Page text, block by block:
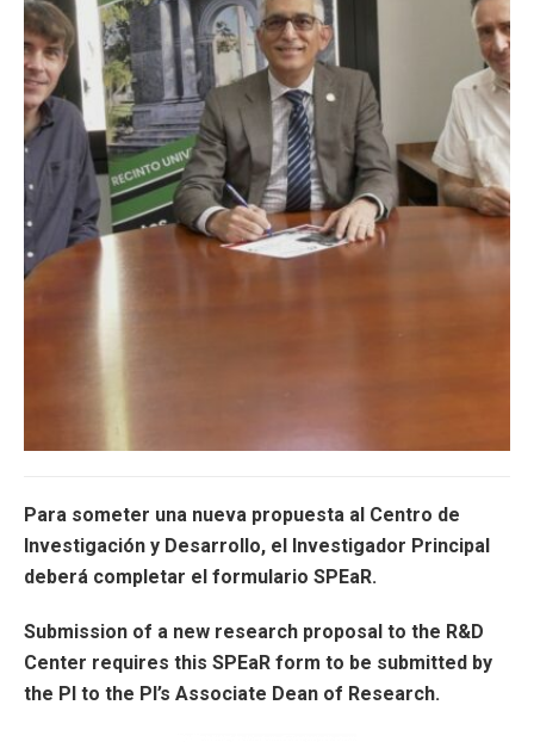
Millonaria subvención para fortalecer
las Humanidades
El proyecto titulado “Expandiendo Nuevos Horizontes”,
cuyo investigador principal es el Dr. Jeffrey Herlihy-Mera,
catedrático del Departamento de Humanidades, ha sido
subvencionado por la Mellon Foundation. Colaboran en
este proyecto junto al doctor Herlihy-Mera, los co-
investigadores Dra. Iliaris Avilés, Prof. Baruch Vergara y la
Dra. Cora Monroe, también del Departamento de
Humanidades.
Para someter una nueva propuesta al Centro de
Investigación y Desarrollo, el Investigador Principal
deberá completar el formulario SPEaR.
Submission of a new research proposal to the R&D
Center requires this SPEaR form to be submitted by
the PI to the PI’s Associate Dean of Research.